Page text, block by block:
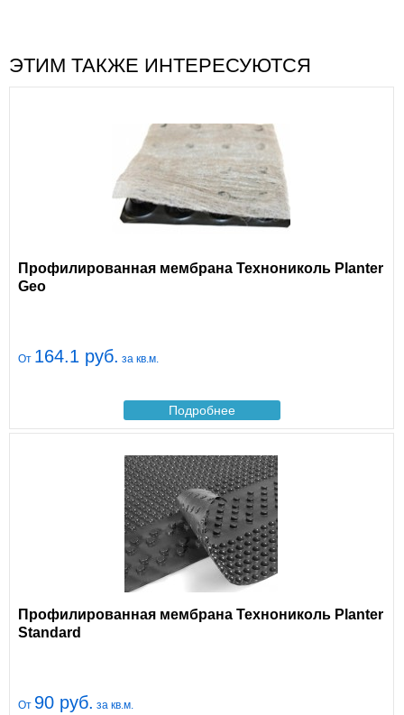
ЭТИМ ТАКЖЕ ИНТЕРЕСУЮТСЯ
Профилированная мембрана Технониколь Planter
Geo
От 164.1 руб. за кв.м.
Подробнее
Профилированная мембрана Технониколь Planter
Standard
От 90 руб. за кв.м.